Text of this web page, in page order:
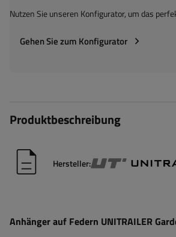
Nutzen Sie unseren Konfigurator, um das
Gehen Sie zum Konfigurator
Produktbeschreibung
Hersteller:
Anhänger auf Federn UNITRAILER